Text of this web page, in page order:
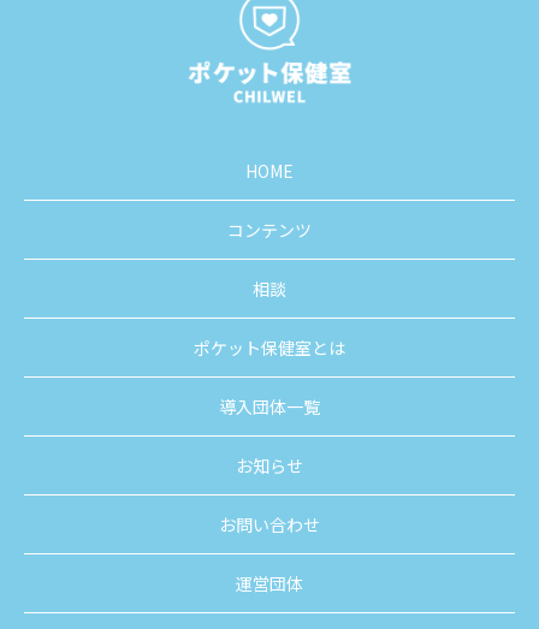
HOME
コンテンツ
相談
ポケット保健室とは
導入団体一覧
お知らせ
お問い合わせ
運営団体